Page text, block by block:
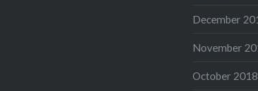
December
November
October 2018